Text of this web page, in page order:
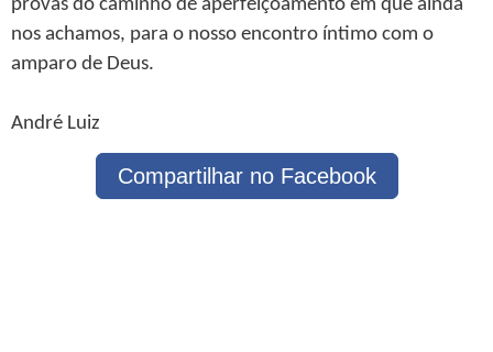
provas do caminho de aperfeiçoamento em que ainda
nos achamos, para o nosso encontro íntimo com o
amparo de Deus.
André Luiz
Compartilhar no Facebook